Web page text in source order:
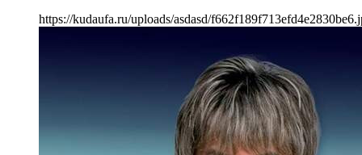
https://kudaufa.ru/uploads/asdasd/